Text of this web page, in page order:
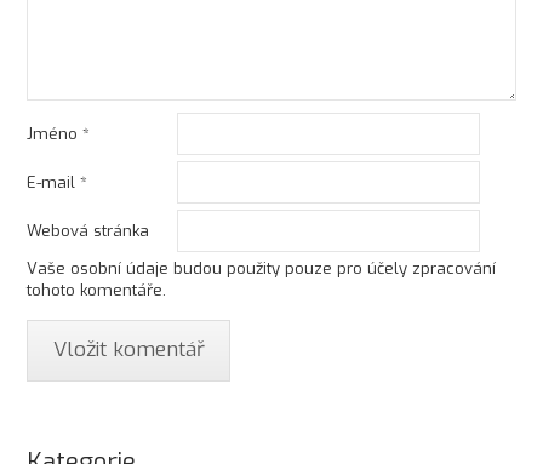
Jméno*
E-mail*
Webová stránka
Vaše osobní údaje budou použity pouze pro účely zpracování
tohoto komentáře.